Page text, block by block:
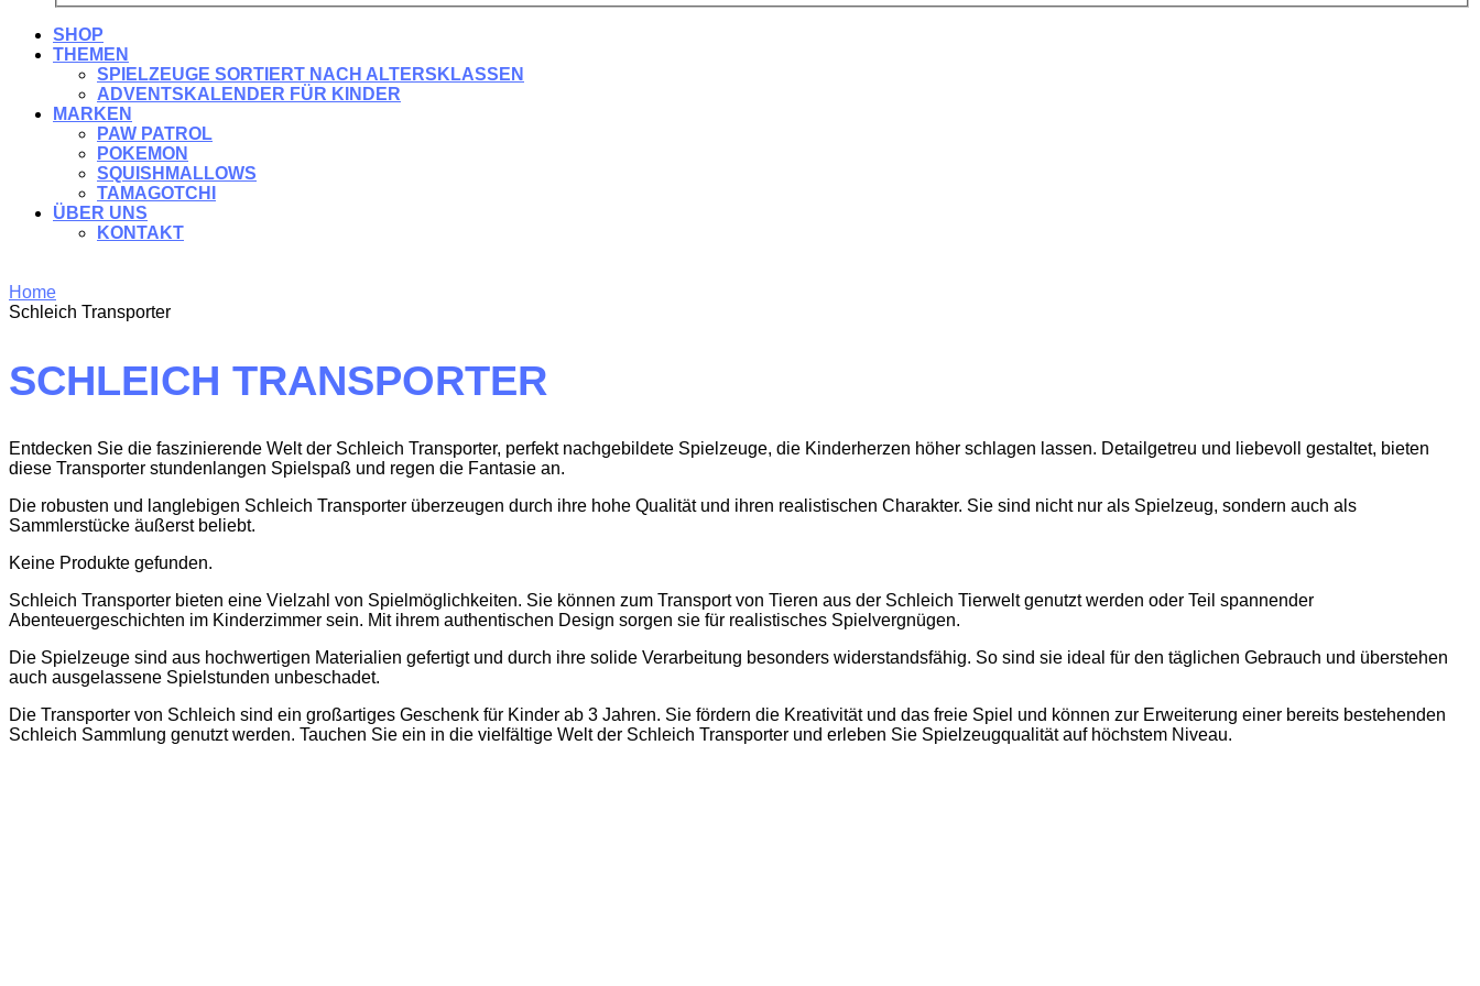
SHOP
THEMEN
SPIELZEUGE SORTIERT NACH ALTERSKLASSEN
ADVENTSKALENDER FÜR KINDER
MARKEN
PAW PATROL
POKEMON
SQUISHMALLOWS
TAMAGOTCHI
ÜBER UNS
KONTAKT
Home
Schleich Transporter
SCHLEICH TRANSPORTER
Entdecken Sie die faszinierende Welt der Schleich Transporter, perfekt nachgebildete Spielzeuge, die Kinderherzen höher schlagen lassen. Detailgetreu und liebevoll gestaltet, bieten
diese Transporter stundenlangen Spielspaß und regen die Fantasie an.
Die robusten und langlebigen Schleich Transporter überzeugen durch ihre hohe Qualität und ihren realistischen Charakter. Sie sind nicht nur als Spielzeug, sondern auch als
Sammlerstücke äußerst beliebt.
Keine Produkte gefunden.
Schleich Transporter bieten eine Vielzahl von Spielmöglichkeiten. Sie können zum Transport von Tieren aus der Schleich Tierwelt genutzt werden oder Teil spannender
Abenteuergeschichten im Kinderzimmer sein. Mit ihrem authentischen Design sorgen sie für realistisches Spielvergnügen.
Die Spielzeuge sind aus hochwertigen Materialien gefertigt und durch ihre solide Verarbeitung besonders widerstandsfähig. So sind sie ideal für den täglichen Gebrauch und überstehen
auch ausgelassene Spielstunden unbeschadet.
Die Transporter von Schleich sind ein großartiges Geschenk für Kinder ab 3 Jahren. Sie fördern die Kreativität und das freie Spiel und können zur Erweiterung einer bereits bestehenden
Schleich Sammlung genutzt werden. Tauchen Sie ein in die vielfältige Welt der Schleich Transporter und erleben Sie Spielzeugqualität auf höchstem Niveau.